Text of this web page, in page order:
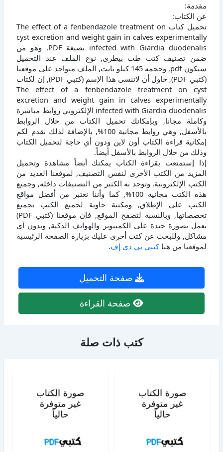
مقدمة:
عن الكتاب:
تحميل كتاب The effect of a fenbendazole treatment on
cyst excretion and weight gain in calves experimentally
infected with Giardia duodenalis بصيغة PDF, وهو من
ضمن تصنيف كتب طب بيطرى, نوع الملف عند التحميل
سيكون pdf, وحجمه 145 كيلو بايت, الملف متواجد على موقعنا
(كتبي PDF), حاول أن لاتنسى هذا الإسم (كتبي PDF), إن لكتاب
The effect of a fenbendazole treatment on cyst
excretion and weight gain in calves experimentally
infected with Giardia duodenalis الإلكتروني روابط مباشرة
وكاملة مجانا, وبإمكانك تحميل الكتاب من خلال الروابط
بالأسفل, وهي روابط مجانية 100%, بالإضافة لذلك نقدم لكم
إمكانية قراءة الكتاب أون لاين ودون أي حاجة لتحميل الكتاب
وذلك من خلال الروابط بالأسفل أيضاً.
إذا إستمتعت بقراءة الكتاب يمكنك أيضاً مشاهدة وتحميل
المزيد من الكتب الأخرى لنفس التصنيف, لموقعنا العديد من
الكتب الإلكترونية, وتوجد به الكثير من التصنيفات داخله, وجميع
هذه الكتب مجانية 100%, كما وأننا نعتبر من أفضل مواقع
الكتب على الإطلاق, ومكتبة حاوية لجميع الكتب بجميع
تخصصاتها, وبالنسبة لتصفح الموقع, فإن موقعنا (كتبي PDF)
يعمل بصورة جيدة على الكمبيوتر والهواتف الذكية, وبدون أي
مشاكل, وللبحث عن كتب أخرى عليك بزيارة الصفحة الرئيسية
لموقعنا من هناكتبي بي دي إف.
صفحة التحميل
صفحة القراءة
كتب ذات صلة